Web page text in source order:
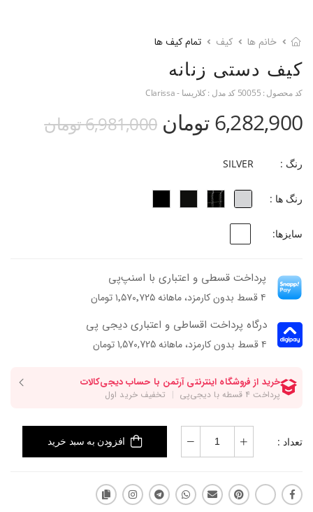
خانم ها کیف تمام کیف ها
کیف دستی زنانه
کد محصول : 50055 کد مدل :کلاریسا - Clarissa
6,282,900 تومان 6,981,000 تومان
رنگ : SILVER
رنگ ها :
سایزها:
پرداخت قسطی و اعتباری با اسنپ‌پی
۴ قسط بدون کارمزد، ماهانه ۱٬۵۷۰٬۷۲۵ تومان
درگاه پرداخت اقساطی و اعتباری دیجی پی
۴ قسط بدون کارمزد، ماهانه 1,570,725 تومان
تعداد : افزودن به سبد خرید